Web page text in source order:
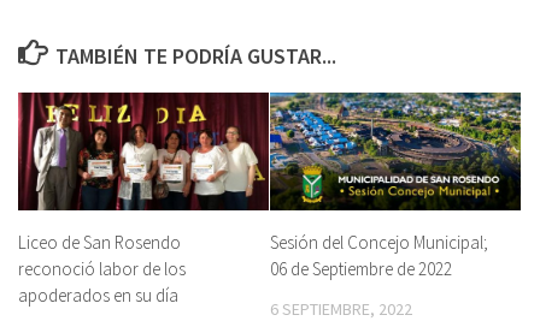
TAMBIÉN TE PODRÍA GUSTAR...
Liceo de San Rosendo
reconoció labor de los
apoderados en su día
Sesión del Concejo Municipal;
06 de Septiembre de 2022
6 SEPTIEMBRE, 2022